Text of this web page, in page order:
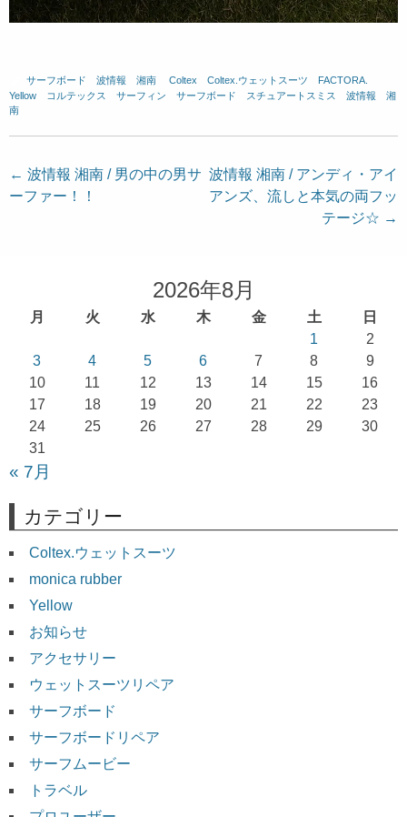
サーフボード 波情報 湘南 Coltex Coltex.ウェットスーツ FACTORA.
Yellow
コルテックス サーフィン サーフボード スチュアートスミス
波情報 湘
南
投
稿
← 波情報 湘南 / 男の中の男サ
ーファー！！
波情報 湘南 / アンディ・アイ
アンズ、流しと本気の両フッ
テージ☆ →
2026年8月
月 火 水 木 金 土
日
1
2
3
4 5 6 7 8
9
10
11 12 13 14 15
16
17
18 19 20 21 22
23
24
25 26 27 28 29
30
31
« 7月
カテゴリー
Coltex.ウェットスーツ
monica rubber
Yellow
お知らせ
アクセサリー
ウェットスーツリペア
サーフボード
サーフボードリペア
サーフムービー
トラベル